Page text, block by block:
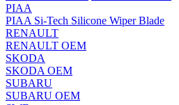
PIAA
PIAA Si-Tech Silicone Wiper Blade
RENAULT
RENAULT OEM
SKODA
SKODA OEM
SUBARU
SUBARU OEM